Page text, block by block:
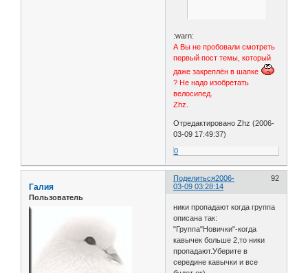
:warn:
А Вы не пробовали смотреть
первый пост темы, который
даже закреплён в шапке
? Не надо изобретать
велосипед.
Zhz.
Отредактировано Zhz (2006-
03-09 17:49:37)
0
Поделиться 92
2006-
03-09 03:28:14
Галия
Пользователь
ники пропадают когда группа
описана так:
"Группа"Новички"-когда
кавычек больше 2,то ники
пропадают.Уберите в
середине кавычки и все